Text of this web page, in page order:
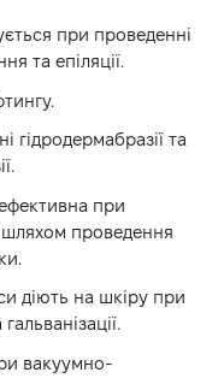
при проведенні
та епіляції.
гідродермабразії та
при
шляхом проведення
діють на шкіру при
вакуумно-